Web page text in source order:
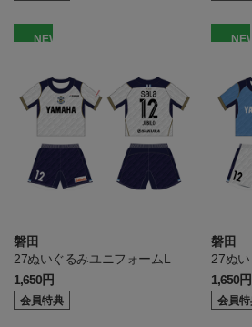
NEW
磐田
27ぬいぐるみユニフォームL
1,650円
会員特典
NEW
磐田
27ぬ
1,650円
会員